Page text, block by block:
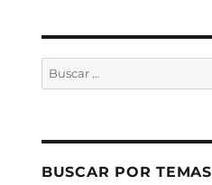
Buscar
por:
BUSCAR POR TEMAS